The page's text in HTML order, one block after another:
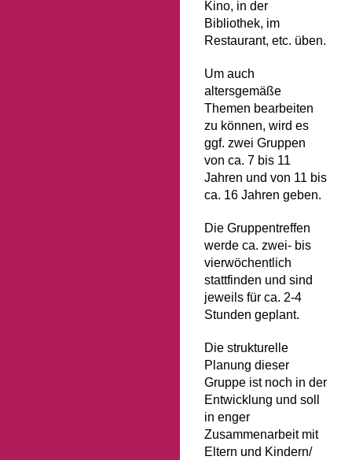
Kino, in der
Bibliothek, im
Restaurant, etc. üben.
Um auch
altersgemäße
Themen bearbeiten
zu können, wird es
ggf. zwei Gruppen
von ca. 7 bis 11
Jahren und von 11 bis
ca. 16 Jahren geben.
Die Gruppentreffen
werde ca. zwei- bis
vierwöchentlich
stattfinden und sind
jeweils für ca. 2-4
Stunden geplant.
Die strukturelle
Planung dieser
Gruppe ist noch in der
Entwicklung und soll
in enger
Zusammenarbeit mit
Eltern und Kindern/